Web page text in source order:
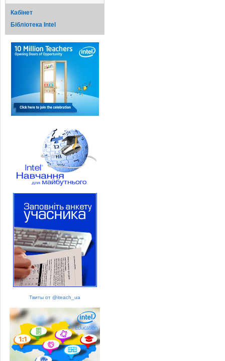
Кабінет
Бібліотека Intel
Твиты от @iteach_ua